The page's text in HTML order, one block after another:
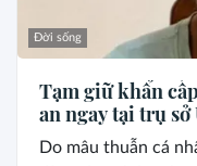
Đời sống
Tạm giữ khẩn
an ngay tại trụ sở
Do mâu thuẫn cá